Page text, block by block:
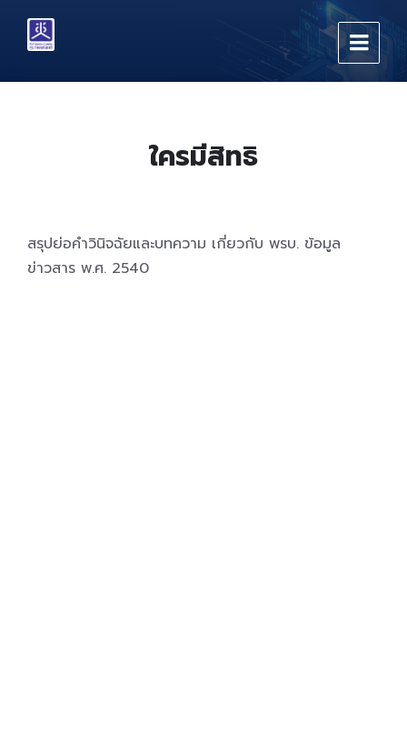
content
main
footer
ใครมีสิทธิ
สรุปย่อคำวินิจฉัยและบทความ เกี่ยวกับ พรบ. ข้อมูล
ข่าวสาร พ.ศ. 2540